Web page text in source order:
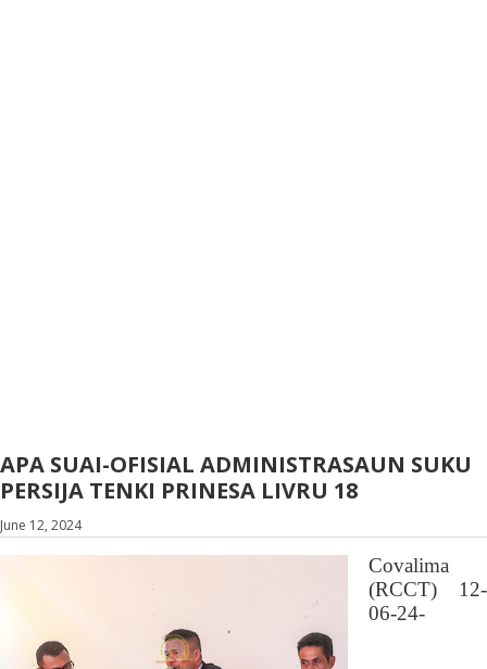
APA SUAI-OFISIAL ADMINISTRASAUN SUKU
PERSIJA TENKI PRINESA LIVRU 18
June 12, 2024
Covalima
(RCCT) 12-
06-24-